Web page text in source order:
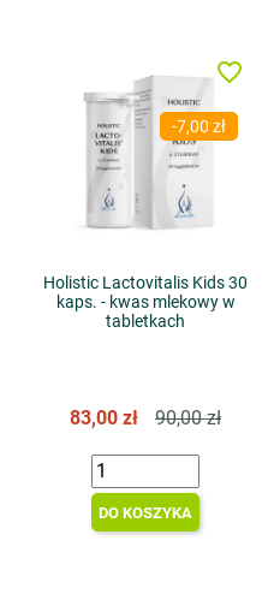
-7,00 zł
Holistic Lactovitalis Kids 30
kaps. - kwas mlekowy w
tabletkach
83,00 zł 90,00 zł
DO KOSZYKA
favorite_border